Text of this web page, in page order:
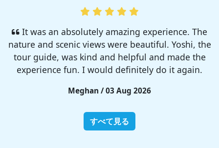
I enjoyed so much! I rented a tent from TSC,
That was strong and big enough. The camp site
was so nice but you need to bring bug spray for
sure!!
Rieko / 28 Jul 2026
すべて見る